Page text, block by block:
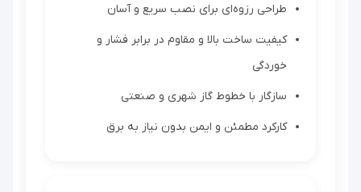
طراحی رزوه‌ای برای نصب سریع و آسان
کیفیت ساخت بالا و مقاوم در برابر فشار و
خوردگی
سازگار با خطوط گاز شهری و صنعتی
کارکرد مطمئن و ایمن بدون نیاز به برق